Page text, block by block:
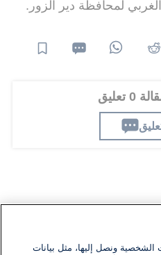
لمحافظة دير الزور.
تعليق
كن الأول!
الشخصية ونصل إليها، مثل بيانات